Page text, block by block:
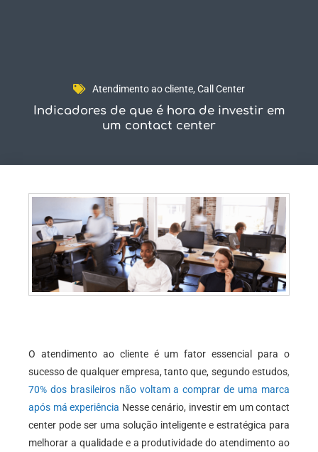
Atendimento ao cliente, Call Center
Indicadores de que é hora de investir em
um contact center
O atendimento ao cliente é um fator essencial para o
sucesso de qualquer empresa, tanto que, segundo estudos,
70% dos brasileiros não voltam a comprar de uma marca
após má experiência Nesse cenário, investir em um contact
center pode ser uma solução inteligente e estratégica para
melhorar a qualidade e a produtividade do atendimento ao